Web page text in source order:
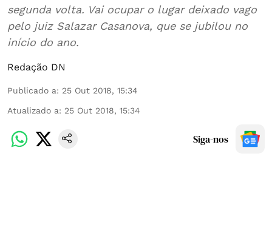
segunda volta. Vai ocupar o lugar deixado vago
pelo juiz Salazar Casanova, que se jubilou no
início do ano.
Redação DN
Publicado a: 25 Out 2018, 15:34
Atualizado a: 25 Out 2018, 15:34
Siga-nos